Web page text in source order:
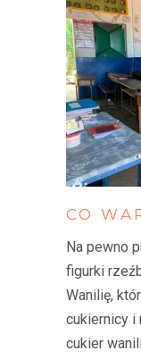
CO
Na pewno
figurki
Wanilię,
cukiernicy i
cukier